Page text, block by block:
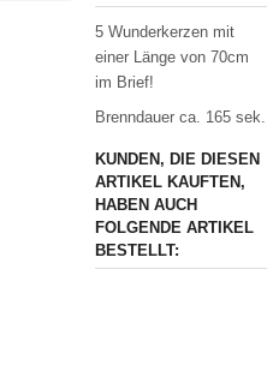
5 Wunderkerzen mit
einer Länge von 70cm
im Brief!
Brenndauer ca. 165 sek.
KUNDEN, DIE DIESEN
ARTIKEL KAUFTEN,
HABEN AUCH
FOLGENDE ARTIKEL
BESTELLT: